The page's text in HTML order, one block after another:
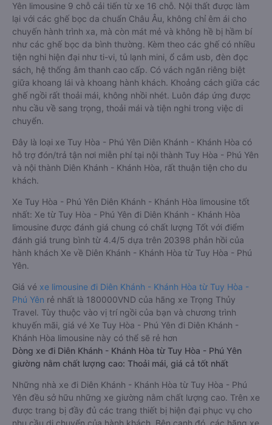
Yên limousine 9 chỗ cải tiến từ xe 16 chỗ. Nội thất được làm
lại với các ghế bọc da chuẩn Châu Âu, không chỉ êm ái cho
chuyến hành trình xa, mà còn mát mẻ và không hề bị hầm bí
như các ghế bọc da bình thường. Kèm theo các ghế có nhiều
tiện nghi hiện đại như ti-vi, tủ lạnh mini, ổ cắm usb, đèn đọc
sách, hệ thống âm thanh cao cấp. Có vách ngăn riêng biệt
giữa khoang lái và khoang hành khách. Khoảng cách giữa các
ghế ngồi rất thoải mái, không nhồi nhét. Luôn đáp ứng được
nhu cầu về sang trọng, thoải mái và tiện nghi trong việc di
chuyển.
Đây là loại xe Tuy Hòa - Phú Yên Diên Khánh - Khánh Hòa có
hỗ trợ đón/trả tận nơi miễn phí tại nội thành Tuy Hòa - Phú Yên
và nội thành Diên Khánh - Khánh Hòa, rất thuận tiện cho du
khách.
Xe Tuy Hòa - Phú Yên Diên Khánh - Khánh Hòa limousine tốt
nhất: Xe từ Tuy Hòa - Phú Yên đi Diên Khánh - Khánh Hòa
limousine được đánh giá chung có chất lượng Tốt với điểm
đánh giá trung bình từ 4.4/5 dựa trên 20398 phản hồi của
hành khách Xe về Diên Khánh - Khánh Hòa từ Tuy Hòa - Phú
Yên.
Giá vé xe limousine đi Diên Khánh - Khánh Hòa từ Tuy Hòa -
Phú Yên rẻ nhất là 180000VND của hãng xe Trọng Thủy
Travel. Tùy thuộc vào vị trí ngồi của bạn và chương trình
khuyến mãi, giá vé Xe Tuy Hòa - Phú Yên đi Diên Khánh -
Khánh Hòa limousine này có thể sẽ rẻ hơn
Dòng xe đi Diên Khánh - Khánh Hòa từ Tuy Hòa - Phú Yên
giường nằm chất lượng cao: Thoải mái, giá cả tốt nhất
Những nhà xe đi Diên Khánh - Khánh Hòa từ Tuy Hòa - Phú
Yên đều sở hữu những xe giường nằm chất lượng cao. Trên xe
được trang bị đầy đủ các trang thiết bị hiện đại phục vụ cho
nhu cầu di chuyển của hành khách. Bên cạnh đó, các hãng xe